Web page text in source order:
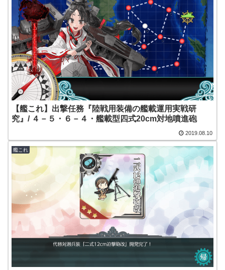
【艦これ】出撃任務『陸戦用装備の艦載運用実戦研
究』/ ４－５・６－４・艦載型四式20cm対地噴進砲
2019.08.10
艦これ